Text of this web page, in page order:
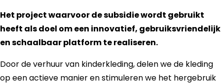
Het project waarvoor de subsidie wordt gebruikt
heeft als doel om een innovatief, gebruiksvriendelijk
en schaalbaar platform te realiseren.
Door de verhuur van kinderkleding, delen we de kleding
op een actieve manier en stimuleren we het hergebruik